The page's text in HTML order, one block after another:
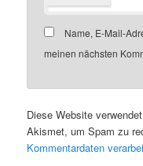
Name, E-Mail-
meinen nächsten
Diese Website verwendet
Akismet, um Spam zu
Kommentardaten